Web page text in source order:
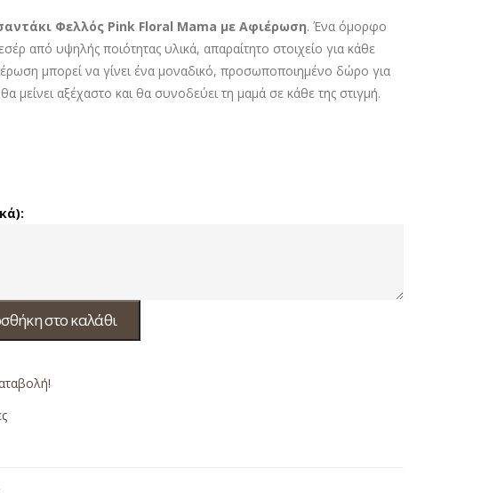
Φελλός Pink Floral Mama με Αφιέρωση. Ένα όμορφο
από υψηλής ποιότητας υλικά, απαραίτητο στοιχείο για κάθε
μπορεί να γίνει ένα μοναδικό, προσωποποιημένο δώρο για
μείνει αξέχαστο και θα συνοδεύει τη μαμά σε κάθε της στιγμή.
στο καλάθι